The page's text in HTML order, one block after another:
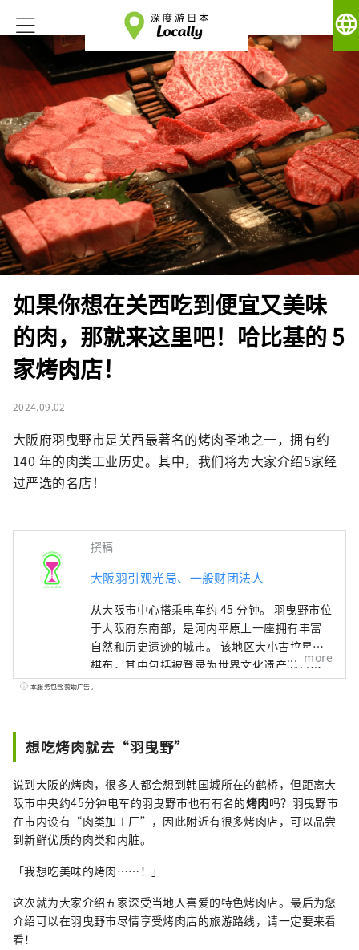
language
如果你想在关西吃到便宜又美味
的肉，那就来这里吧！哈比基的 5
家烤肉店！
2024.09.02
大阪府羽曳野市是关西最著名的烤肉圣地之一，拥有约
140 年的肉类工业历史。其中，我们将为大家介绍5家经
过严选的名店！
撰稿
大阪羽引观光局、一般财团法人
从大阪市中心搭乘电车约 45 分钟。 羽曳野市位
于大阪府东南部，是河内平原上一座拥有丰富
自然和历史遗迹的城市。 该地区大小古坟星罗
棋布，其中包括被登录为世界文化遗产的日本
最大的古坟——应神天皇陵，是伴随人们生活的
外，羽曳野是关西最著名的烤肉胜地之一，拥
有约 140 年的肉类工业历史。 “我想一边喝着
美酒，一边欣赏世界遗产……” “我想在大自
然丰富的土地上吃到美味的肉……” 在这种情
况下，请访问羽曳野。
more
本服务包含赞助广告。
想吃烤肉就去“羽曳野”
说到大阪的烤肉，很多人都会想到韩国城所在的鹤桥，但距离大
阪市中央约45分钟电车的羽曳野市也有有名的烤肉吗？羽曳野市
在市内设有“肉类加工厂”，因此附近有很多烤肉店，可以品尝
到新鲜优质的肉类和内脏。
「我想吃美味的烤肉……！」
这次就为大家介绍五家深受当地人喜爱的特色烤肉店。最后为您
介绍可以在羽曳野市尽情享受烤肉店的旅游路线，请一定要来看
看！